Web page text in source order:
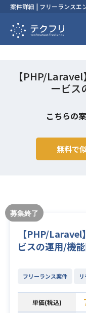
案件詳細 | フリーランスエ
【PHP/
ービス
こちらの
無料で
【PHP/
ビスの運用/機
フリーランス案件
単価(税込)